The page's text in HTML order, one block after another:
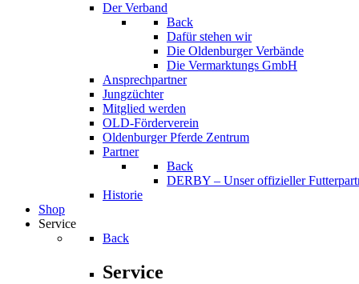
Der Verband
Back
Dafür stehen wir
Die Oldenburger Verbände
Die Vermarktungs GmbH
Ansprechpartner
Jungzüchter
Mitglied werden
OLD-Förderverein
Oldenburger Pferde Zentrum
Partner
Back
DERBY – Unser offizieller
Historie
Shop
Service
Back
Service